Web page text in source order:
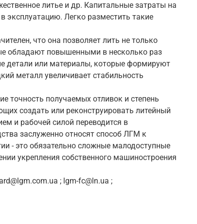
литье и др. Капитальные затраты на
эксплуатацию. Легко разместить такие
что она позволяет лить не только
обладают повышенными в несколько раз
детали или материалы, которые формируют
металл увеличивает стабильность
точность получаемых отливок и степень
создать или реконструировать литейный
и рабочей силой переводится в
заслуженно относят способ ЛГМ к
- это обязательно сложные малодоступные
укрепления собственного машиностроения
; lgm-fc@ln.ua ;